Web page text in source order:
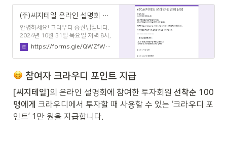
(주)씨지테일 온라인 설명회 신청
안녕하세요! 크라우디 증권팀입니다.
2024년 10월 31일 목요일 저녁 8시,
(주)씨지테일의 온라인 설명회가 진행
됩니다. 김무원 대표님께서 회사와 사
업에 관해 상세하게 설명해주실 예정
청 양식 작성을 부탁드립니다.
인 설명회 안내 🔹 - 일시 : 2024년
10월 31일 목요일 저녁 8시 - 진행 방
식: Zoom을 통한 온라인 설명회 ■
part 1. 사업 설명 ■ part 2. 실시간
https://forms.gle/QWZfWVDJkFainpND8
참여자 크라우디 포인트 지급
[씨지테일] 의 온라인 설명회에 참여한 투자회원 선착순 100
명에게 크라우디에서 투자할 때 사용할 수 있는 ‘크라우디 포
인트’ 1만 원을 지급합니다.